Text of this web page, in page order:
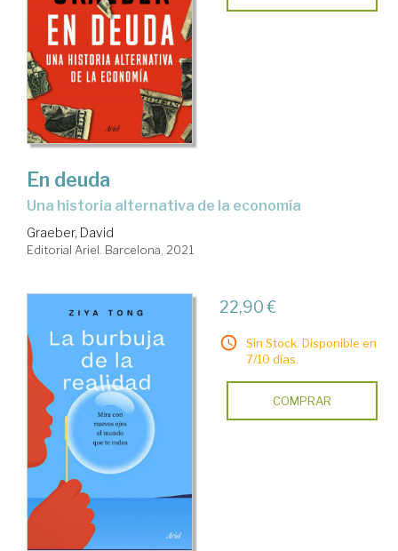
En deuda
una historia alternativa de la economía
Graeber, David
Editorial Ariel. Barcelona, 2021
22,90 €
Sin Stock. Disponible en
7/10 días.
COMPRAR